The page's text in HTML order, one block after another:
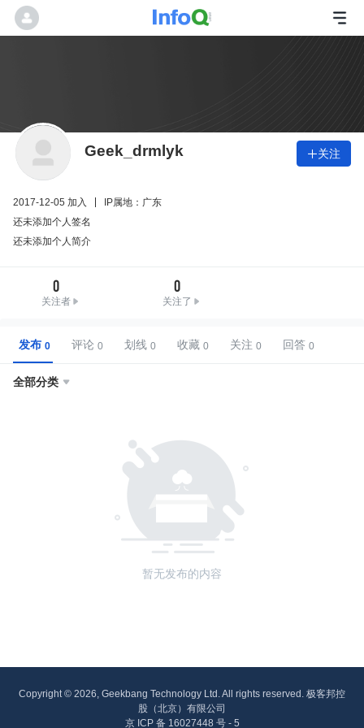
Geek_drmlyk 关注
2017-12-05 加入
IP属地：广东
还未添加个人签名
还未添加个人简介
0
关注者
0
关注了
发布 评论 划线 收藏 关注 回答
全部分类 
暂无发布的内容
Copyright © 2026, Geekbang Technology Ltd. All rights reserved. 极客邦控
股（北京）有限公司
京 ICP 备 16027448 号 - 5